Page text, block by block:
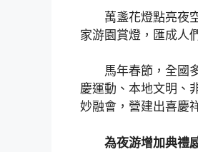
萬盞花燈點亮夜
家游園賞燈，匯成人
馬年春節，全國
慶運動、本地文明、
妙融會，營建出喜慶
為夜游增加典禮